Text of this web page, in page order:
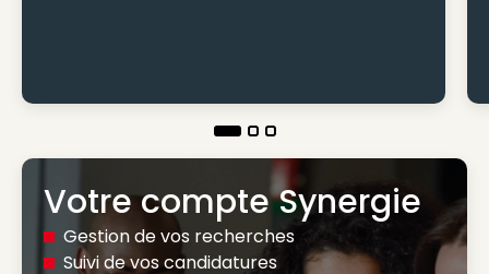
Votre compte Synergie
Gestion de vos recherches
Suivi de vos candidatures